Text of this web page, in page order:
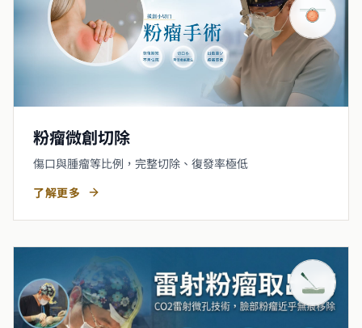
粉瘤微創切除
傷口與腫瘤等比例，完整切除、復發率極低
了解更多